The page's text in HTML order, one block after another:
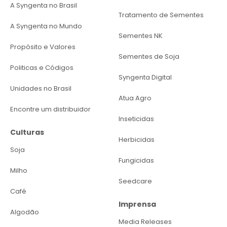
por hectare, impulsionado pelo uso de
irrigação
Noroeste:
35,2% na produçãoe
avanço de
associados à melhor adaptação hídrica e à
expansão da irrigação
Sudoeste:queda expressiva de
com apenas 545 caixas por hectare
Variedades tardias
concentram as maiores
perdas
A Syngenta no Brasil
A Syngenta no Mundo
Propósito e Valores
Politicas e Códigos
Unidades no Brasil
Encontre um distribuidor
Culturas
Soja
Milho
Café
Algodão
Tratamento de Sementes
Sementes NK
Sementes de Soja
Syngenta Digital
Atua Agro
Inseticidas
Herbicidas
Fungicidas
Seedcare
Imprensa
Media Releases